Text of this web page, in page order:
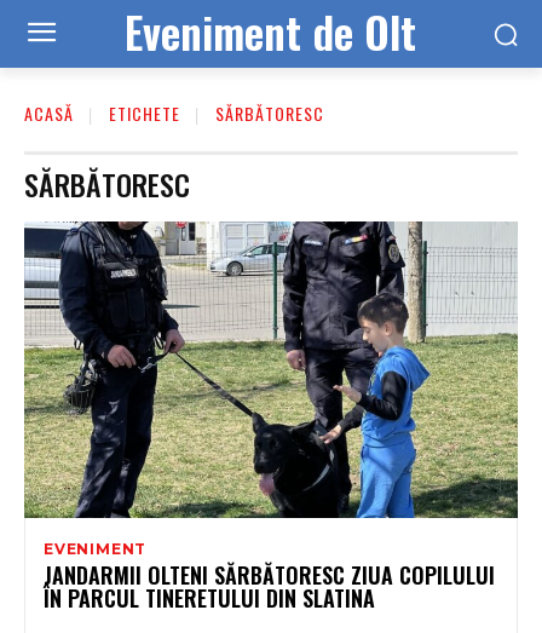
Eveniment de Olt
ACASĂ ETICHETE SĂRBĂTORESC
SĂRBĂTORESC
EVENIMENT
JANDARMII OLTENI SĂRBĂTORESC ZIUA COPILULUI
ÎN PARCUL TINERETULUI DIN SLATINA